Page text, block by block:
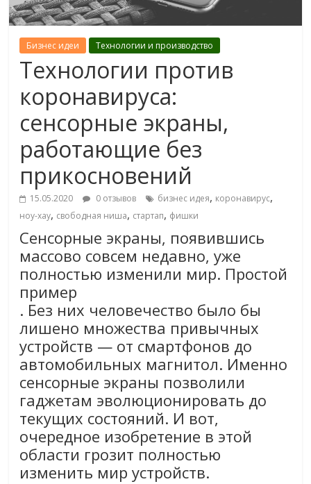
Бизнес идеи Технологии и производство
Технологии против
коронавируса:
сенсорные экраны,
работающие без
прикосновений
15.05.2020 0 отзывов бизнес идея, коронавирус,
ноу-хау, свободная ниша, стартап, фишки
Сенсорные экраны, появившись
массово совсем недавно, уже
полностью изменили мир. Простой
пример
. Без них человечество было бы
лишено множества привычных
устройств — от смартфонов до
автомобильных магнитол. Именно
сенсорные экраны позволили
гаджетам эволюционировать до
текущих состояний. И вот,
очередное изобретение в этой
области грозит полностью
изменить мир устройств.